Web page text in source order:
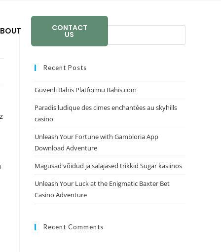
CONTACT
US
Recent Posts
Güvenli Bahis Platformu Bahis.com
Paradis ludique des cimes enchantées au skyhills
casino
Unleash Your Fortune with Gambloria App
Download Adventure
Magusad võidud ja salajased trikkid Sugar kasiinos
Unleash Your Luck at the Enigmatic Baxter Bet
Casino Adventure
Recent Comments